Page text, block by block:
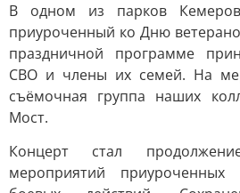
В одном из парков
приуроченный ко Дню
праздничной программе
СВО и члены их семей. На
съёмочная группа наших
Мост.
Концерт стал
мероприятий